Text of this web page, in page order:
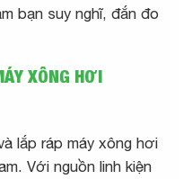
bạn suy nghĩ, đắn đo
XÔNG HƠI
lắp ráp máy xông hơi
Với nguồn linh kiện